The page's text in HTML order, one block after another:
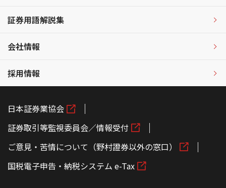
証券用語解説集
会社情報
採用情報
日本証券業協会
証券取引等監視委員会／情報受付
ご意見・苦情について（野村證券以外の窓口）
国税電子申告・納税システム e-Tax